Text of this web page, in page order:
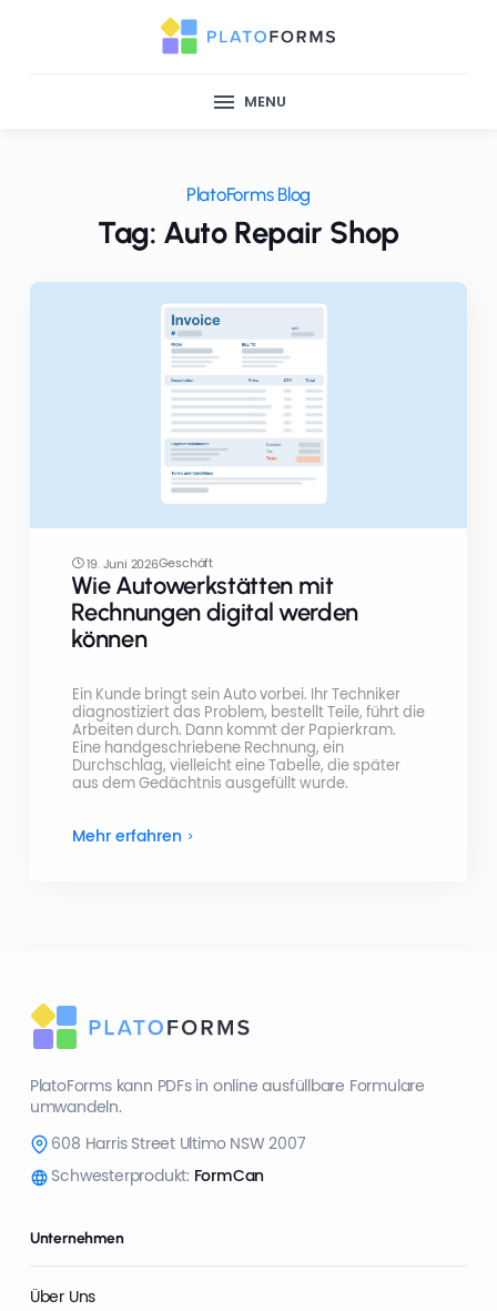
MENU
PlatoForms Blog
Tag: Auto Repair Shop
19. Juni 2026Geschäft
Wie Autowerkstätten mit
Rechnungen digital werden
können
Ein Kunde bringt sein Auto vorbei. Ihr Techniker
diagnostiziert das Problem, bestellt Teile, führt die
Arbeiten durch. Dann kommt der Papierkram.
Eine handgeschriebene Rechnung, ein
Durchschlag, vielleicht eine Tabelle, die später
aus dem Gedächtnis ausgefüllt wurde.
Mehr erfahren
PlatoForms kann PDFs in online ausfüllbare Formulare
umwandeln.
608 Harris Street Ultimo NSW 2007
Schwesterprodukt: FormCan
Unternehmen
Über Uns